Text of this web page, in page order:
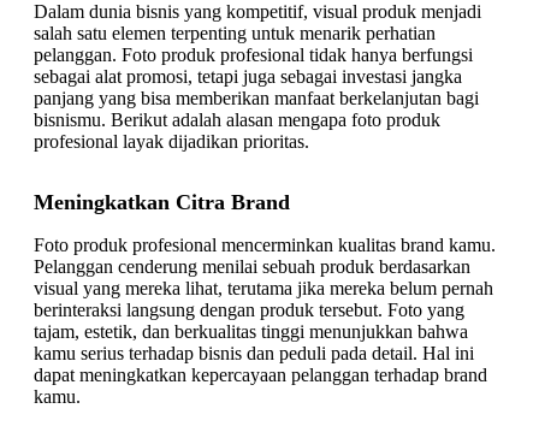
Dalam dunia bisnis yang kompetitif, visual produk menjadi
salah satu elemen terpenting untuk menarik perhatian
pelanggan. Foto produk profesional tidak hanya berfungsi
sebagai alat promosi, tetapi juga sebagai investasi jangka
panjang yang bisa memberikan manfaat berkelanjutan bagi
bisnismu. Berikut adalah alasan mengapa foto produk
profesional layak dijadikan prioritas.
Meningkatkan Citra Brand
Foto produk profesional mencerminkan kualitas brand kamu.
Pelanggan cenderung menilai sebuah produk berdasarkan
visual yang mereka lihat, terutama jika mereka belum pernah
berinteraksi langsung dengan produk tersebut. Foto yang
tajam, estetik, dan berkualitas tinggi menunjukkan bahwa
kamu serius terhadap bisnis dan peduli pada detail. Hal ini
dapat meningkatkan kepercayaan pelanggan terhadap brand
kamu.